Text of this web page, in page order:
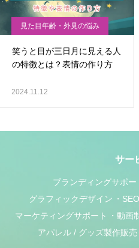
見た目年齢・外見の悩み
笑うと目が三日月に見える人
の特徴とは？表情の作り方
2024.11.12
サー
ブランディングサポー
グラフィックデザイン
マーケティングサポート
動画
アパレル / グッズ製作販売